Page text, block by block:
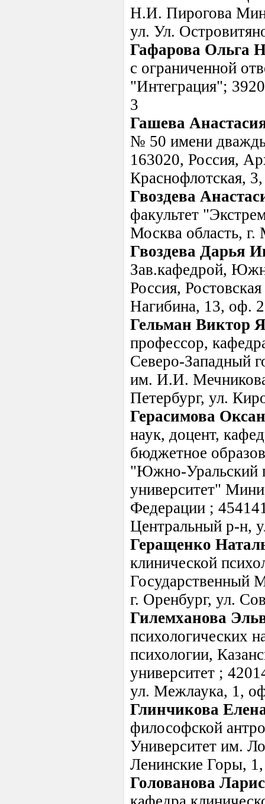
Н.И. Пирогова
ул. Ул.
Гафарова Ольга
с ограниченной
"Интеграция";
3
Гашева
№ 50 имени
163020, Россия,
Краснофлотская,
Гвоздева
факультет
Москва область,
Гвоздева Дарья
Зав.кафедрой,
Россия,
Нагибина, 13, оф.
Гельман Виктор
профессор,
Северо-Западный
им. И.И.
Петербург, ул.
Герасимова
наук, доцент,
бюджетное
"Южно-Уральский
университет"
Федерации ;
Центральный р-н,
Геращенко
клинической
Государственный
г. Оренбург, ул.
Гилемханова
психологических
психологии,
университет ;
ул. Межлаука, 1,
Глинчикова
философской
Университет им.
Ленинские Горы,
Голованова